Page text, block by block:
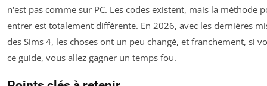
n'est pas comme sur PC. Les codes existent, mais la méthode
entrer est totalement différente. En 2026, avec les dernières
des Sims 4, les choses ont un peu changé, et franchement, si
ce guide, vous allez gagner un temps fou.